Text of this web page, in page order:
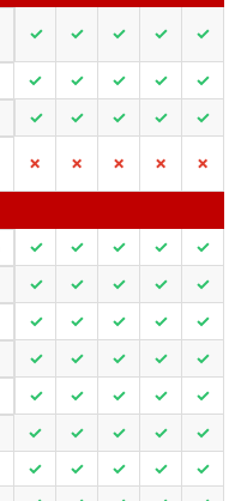
✓ ✓ ✓ ✓ ✓
✓ ✓ ✓ ✓
✓
✓ ✓ ✓ ✓
✓
✗ ✗ ✗ ✗ ✗
✓ ✓ ✓ ✓
✓
✓ ✓ ✓ ✓
✓
✓ ✓ ✓ ✓
✓
✓ ✓ ✓ ✓
✓
✓ ✓ ✓ ✓
✓
✓ ✓ ✓ ✓
✓
✓ ✓ ✓ ✓
✓